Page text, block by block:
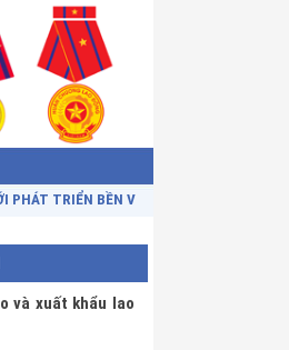
TRIỂN BỀN VỮNG - TOWARDS
và xuất khẩu lao